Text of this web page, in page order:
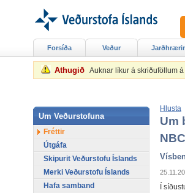
Athugið Auknar líkur á skriðuföllum
Hlusta
Um
NBC
Í
Forsíða Veður
Um Veðurstofuna
Fréttir
Útgáfa
Skipurit Veðurstofu Íslands
Merki Veðurstofu Íslands
Hafa samband